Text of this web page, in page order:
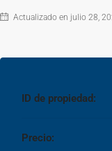
Actualizado en julio 28,
ID de propiedad:
Precio: